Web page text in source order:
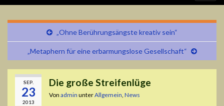
„Ohne Berührungsängste kreativ sein“
„Metaphern für eine erbarmungslose Gesellschaft“
SEP.
23
2013
Die große Streifenlüge
Von admin unterAllgemein, News